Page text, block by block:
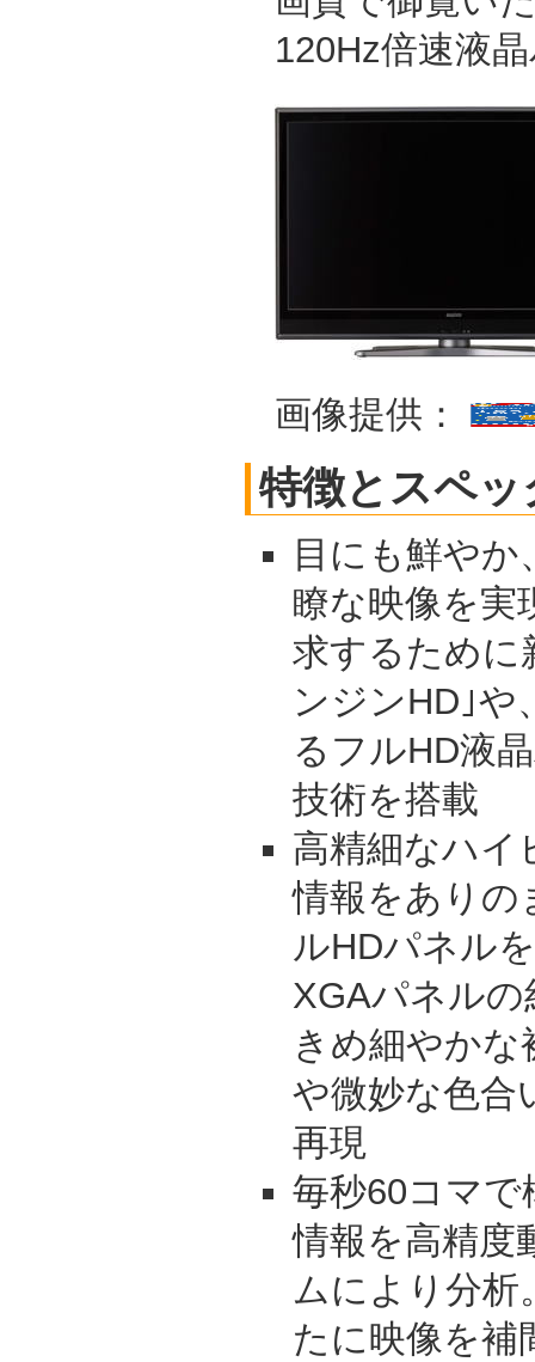
120Hz倍速液
画像提供：
特徴とスペッ
目にも鮮や
瞭な映像を実
求するために
ンジンHD｣や
るフルHD液
技術を搭載
高精細なハイ
情報をありの
ルHDパネル
XGAパネル
きめ細やか
や微妙な色合
再現
毎秒60コマ
情報を高精度
ムにより分析
たに映像を補